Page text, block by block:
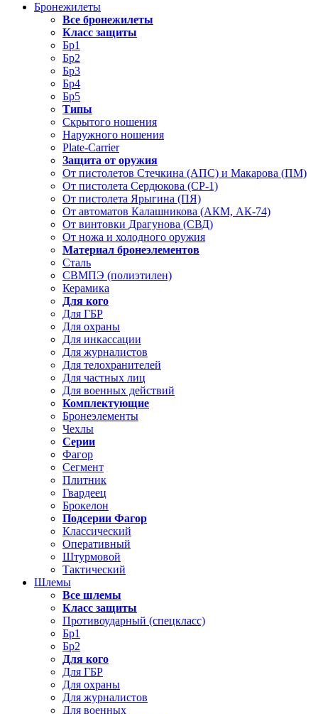
Бронежилеты
Все бронежилеты
Класс защиты
Бр1
Бр2
Бр3
Бр4
Бр5
Типы
Скрытого ношения
Наружного ношения
Plate-Carrier
Защита от оружия
От пистолетов Стечкина (АПС) и Макарова (ПМ)
От пистолета Сердюкова (СР-1)
От пистолета Ярыгина (ПЯ)
От автоматов Калашникова (АКМ, АК-74)
От винтовки Драгунова (СВД)
От ножа и холодного оружия
Материал бронеэлементов
Сталь
СВМПЭ (полиэтилен)
Керамика
Для кого
Для ГБР
Для охраны
Для инкассации
Для журналистов
Для телохранителей
Для частных лиц
Для военных действий
Комплектующие
Бронеэлементы
Чехлы
Серии
Фагор
Сегмент
Плитник
Гвардеец
Брокелон
Подсерии Фагор
Классический
Оперативный
Штурмовой
Тактический
Шлемы
Все шлемы
Класс защиты
Противоударный (спецкласс)
Бр1
Бр2
Для кого
Для ГБР
Для охраны
Для журналистов
Для военных